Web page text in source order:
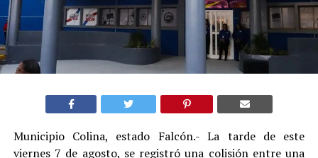
Municipio Colina, estado Falcón.- La tarde de este
viernes 7 de agosto, se registró una colisión entre una